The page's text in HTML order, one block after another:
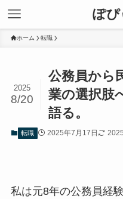
ぽぴ
ホーム 転職
公務員から
業の選択肢
語る。
2025
8/20
転職 2025年7月17日
私は元8年の公務員経